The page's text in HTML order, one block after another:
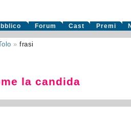
Forum Cast Premi
»frasi
la candida